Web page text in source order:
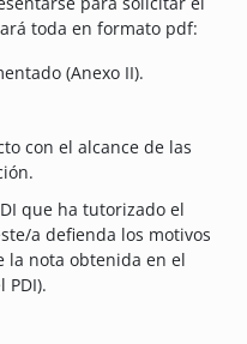
toda en formato pdf:
(Anexo II).
con el alcance de las
que ha tutorizado el
a defienda los motivos
la nota obtenida en el
PDI).